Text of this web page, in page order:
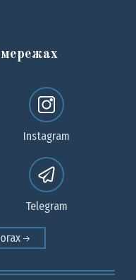
мережах
Instagram
Telegram